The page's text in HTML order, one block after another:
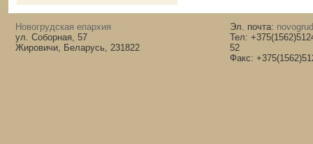
Новогрудская епархия
ул. Соборная, 57
Жировичи, Беларусь, 231822
Эл. почта:
Тел:
52
Факс: